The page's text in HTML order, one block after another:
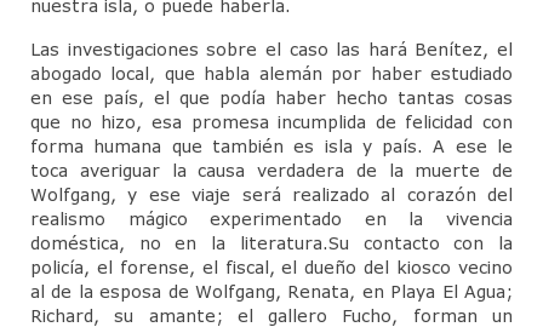
nuestra isla, o puede haberla.
Las investigaciones sobre el caso las hará Benítez, el
abogado local, que habla alemán por haber estudiado
en ese país, el que podía haber hecho tantas cosas
que no hizo, esa promesa incumplida de felicidad con
forma humana que también es isla y país. A ese le
toca averiguar la causa verdadera de la muerte de
Wolfgang, y ese viaje será realizado al corazón del
realismo mágico experimentado en la vivencia
doméstica, no en la literatura.Su contacto con la
policía, el forense, el fiscal, el dueño del kiosco vecino
al de la esposa de Wolfgang, Renata, en Playa El Agua;
Richard, su amante; el gallero Fucho, forman un